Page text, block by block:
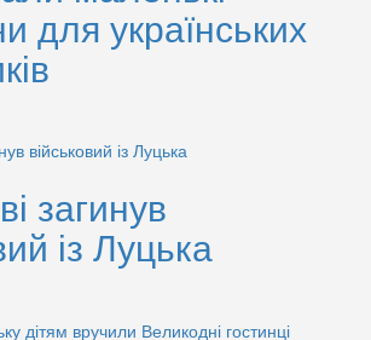
для українських
загинув
із Луцька